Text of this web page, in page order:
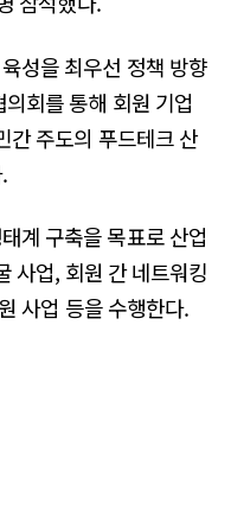
성을 최우선 정책 방향
회를 통해 회원 기업
간 주도의 푸드테크 산
계 구축을 목표로 산업
사업, 회원 간 네트워킹
사업 등을 수행한다.